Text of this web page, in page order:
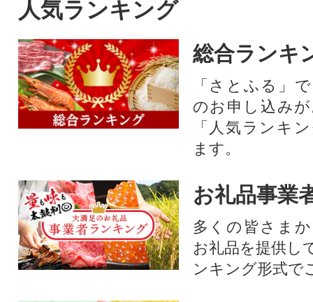
人気ランキング
総合ランキ
「さとふる」
のお申し込み
「人気ランキ
ます。
お礼品事業
多くの皆さま
お礼品を提供し
ンキング形式で